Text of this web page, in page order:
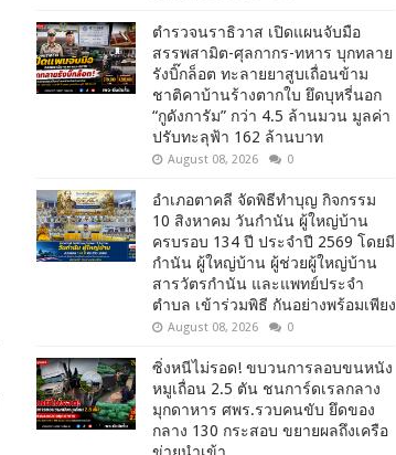
ตำรวจนราธิวาส เปิดแผนจับมือ
สรรพสามิต-ศุลกากร-ทหาร บุกทลาย
รังบิ๊กล็อต ทะลายยาสูบเถื่อนข้าม
ชาติคาบ้านร้างตากใบ ยึดบุหรี่นอก
“กูดังการัม” กว่า 4.5 ล้านมวน มูลค่า
ปรับทะลุฟ้า 162 ล้านบาท
August 08, 2026 0
อำเภอตาคลี จัดพิธีทำบุญ กิจกรรม
10 สิงหาคม วันกำนัน ผู้ใหญ่บ้าน
ครบรอบ 134 ปี ประจำปี 2569 โดยมี
กำนัน ผู้ใหญ่บ้าน ผู้ช่วยผู้ใหญ่บ้าน
สารวัตรกำนัน และแพทย์ประจำ
ตำบล เข้าร่วมพิธี กันอย่างพร้อมเพียง
August 08, 2026 0
ซิ่งหนีไม่รอด! ขบวนการลอบขนหนัง
หมูเถื่อน 2.5 ตัน ชนการ์ดเรลกลาง
มุกดาหาร ศพร.รวบคนขับ ยึดของ
กลาง 130 กระสอบ ขยายผลถึงเครือ